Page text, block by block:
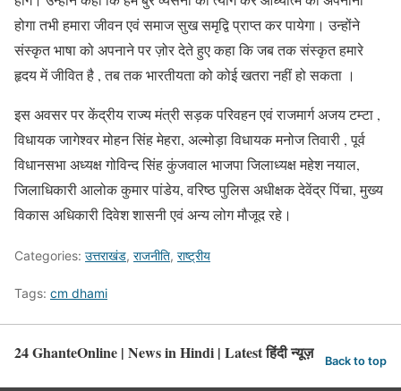
होगा तभी हमारा जीवन एवं समाज सुख समृद्वि प्राप्त कर पायेगा। उन्होंने
संस्कृत भाषा को अपनाने पर ज़ोर देते हुए कहा कि जब तक संस्कृत हमारे
हृदय में जीवित है , तब तक भारतीयता को कोई खतरा नहीं हो सकता ।
इस अवसर पर केंद्रीय राज्य मंत्री सड़क परिवहन एवं राजमार्ग अजय टम्टा ,
विधायक जागेश्वर मोहन सिंह मेहरा, अल्मोड़ा विधायक मनोज तिवारी , पूर्व
विधानसभा अध्यक्ष गोविन्द सिंह कुंजवाल भाजपा जिलाध्यक्ष महेश नयाल,
जिलाधिकारी आलोक कुमार पांडेय, वरिष्ठ पुलिस अधीक्षक देवेंद्र पिंचा, मुख्य
विकास अधिकारी दिवेश शासनी एवं अन्य लोग मौजूद रहे।
Categories: उत्तराखंड, राजनीति, राष्ट्रीय
Tags: cm dhami
24 GhanteOnline | News in Hindi | Latest हिंदी न्यूज़ Back to top